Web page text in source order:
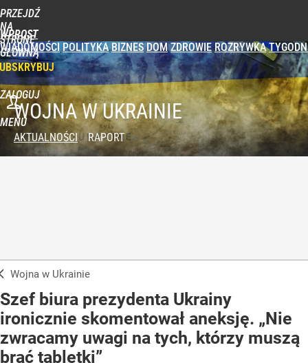
PRZEJDŹ
NA
STRONĘ
GŁÓWNĄ
WPROST
WIADOMOŚCI POLITYKA BIZNES DOM ZDROWIE ROZRYWKA
ZALOGUJ
MENUWOJNA W UKRAINIE
AKTUALNOŚCI RAPORT
Wojna w Ukrainie
Szef biura prezydenta Ukrainy
ironicznie skomentował aneksję. „Nie
zwracamy uwagi na tych, którzy muszą
brać tabletki”